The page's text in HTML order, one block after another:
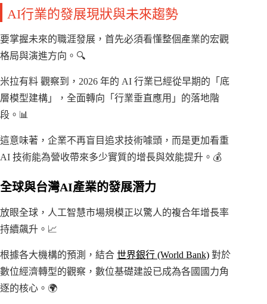
AI行業的發展現狀與未來趨勢
要掌握未來的職涯發展，首先必須看懂整個產業的宏觀
格局與演進方向。🔍
米拉有料 觀察到，2026 年的 AI 行業已經從早期的「底
層模型建構」，全面轉向「行業垂直應用」的落地階
段。📊
這意味著，企業不再盲目追求技術噱頭，而是更加看重
AI 技術能為營收帶來多少實質的增長與效能提升。💰
全球與台灣AI產業的發展潛力
放眼全球，人工智慧市場規模正以驚人的複合年增長率
持續飆升。📈
根據各大機構的預測，結合 世界銀行 (World Bank) 對於
數位經濟轉型的觀察，數位基礎建設已成為各國國力角
逐的核心。🌍